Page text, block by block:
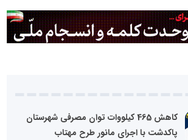
کاهش 465 کیلووات توان مصرفی شهرستان
پاکدشت با اجرای مانور طرح مهتاب